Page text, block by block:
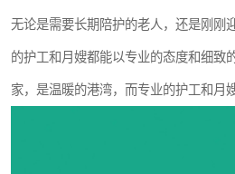
无论是需要长期陪护的老人，还是刚刚
的护工和月嫂都能以专业的态度和细致
家，是温暖的港湾，而专业的护工和月